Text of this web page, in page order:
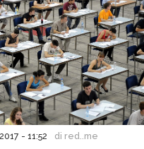
- 11:52 di red..me